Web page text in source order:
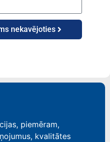
nekavējoties
piemēram,
kvalitātes